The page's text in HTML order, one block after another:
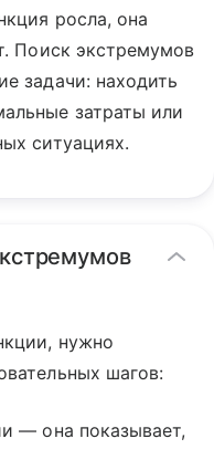
росла, она
Поиск экстремумов
задачи: находить
затраты или
ситуациях.
нужно
шагов:
— она показывает,